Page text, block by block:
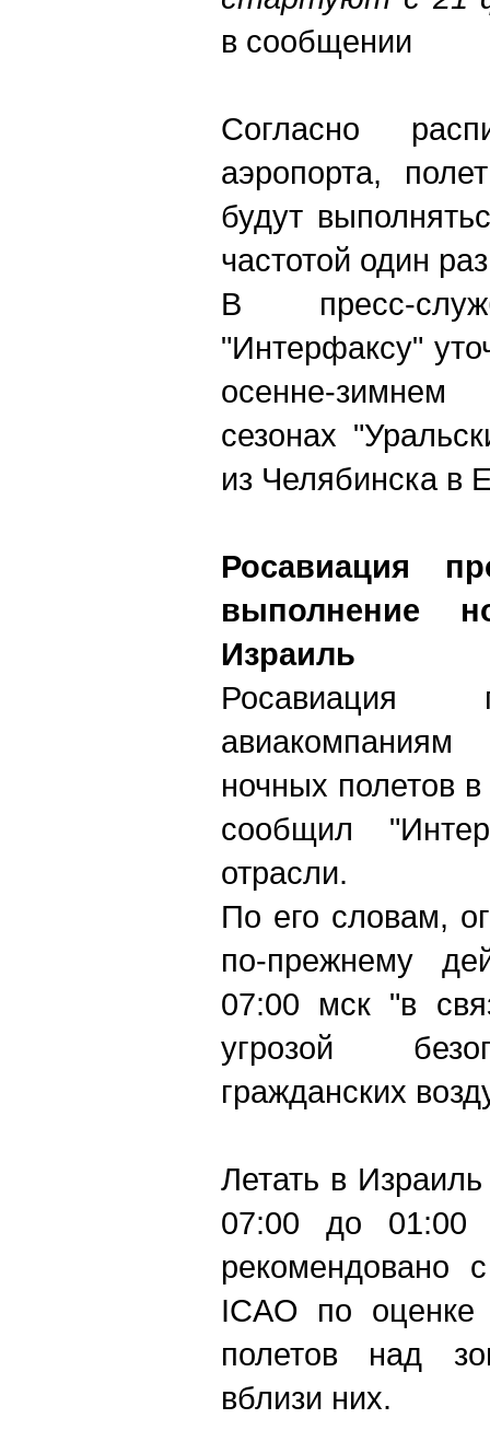
в сообщении
Согласно
аэропорта,
будут
частотой один
В пресс-
"Интерфаксу"
осенне-
сезонах
из Челябинска в
Росавиация
выполнение
Израиль
Росавиация
ночных полетов
сообщил
отрасли.
По его словам,
по-прежнему
07:00 мск "в
угрозой
гражданских
Летать в
07:00 до 01:00
рекомендовано
ICAO по
полетов над
вблизи них.